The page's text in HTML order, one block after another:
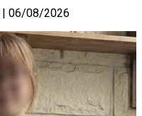
06/08/2026